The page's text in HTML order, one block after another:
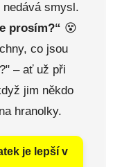
smysl.
prosím?“ 😵
co jsou
– ať už při
jim někdo
hranolky.
je lepší v